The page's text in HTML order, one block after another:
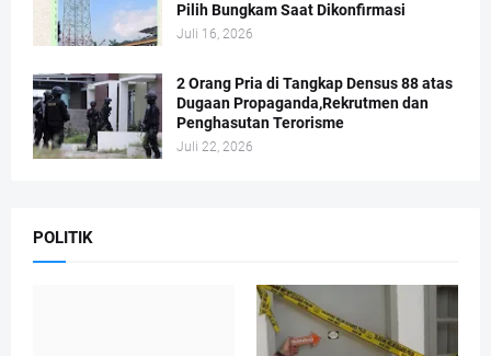
Pilih Bungkam Saat Dikonfirmasi
Juli 16, 2026
2 Orang Pria di Tangkap Densus 88 atas
Dugaan Propaganda,Rekrutmen dan
Penghasutan Terorisme
Juli 22, 2026
POLITIK